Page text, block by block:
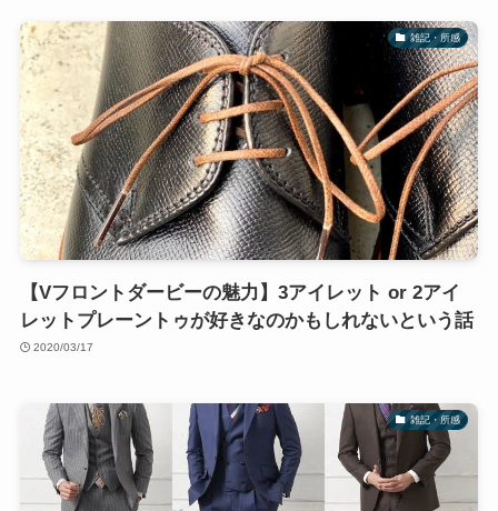
雑記・所感
【Vフロントダービーの魅力】3アイレット or 2アイ
レットプレーントゥが好きなのかもしれないという話
2020/03/17
雑記・所感